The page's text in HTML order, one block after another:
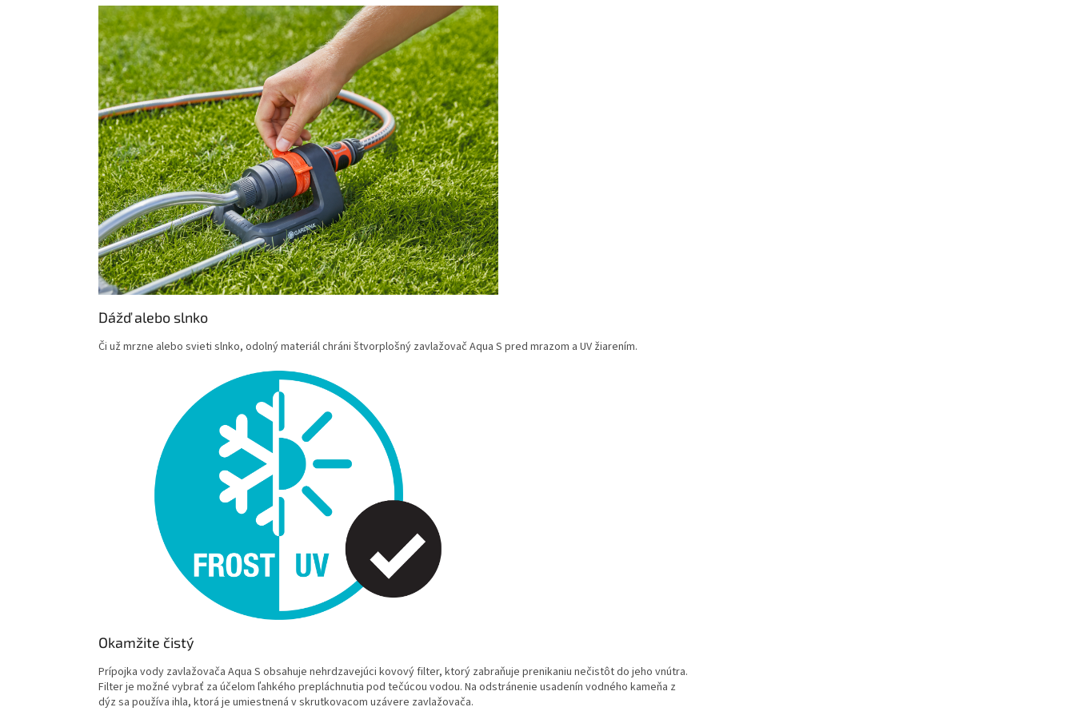
Dážď alebo slnko
Či už mrzne alebo svieti slnko, odolný materiál chráni štvorplošný zavlažovač Aqua S pred mrazom a UV žiarením.
Okamžite čistý
Prípojka vody zavlažovača Aqua S obsahuje nehrdzavejúci kovový filter, ktorý zabraňuje prenikaniu nečistôt do jeho vnútra.
Filter je možné vybrať za účelom ľahkého prepláchnutia pod tečúcou vodou. Na odstránenie usadenín vodného kameňa z
dýz sa používa ihla, ktorá je umiestnená v skrutkovacom uzávere zavlažovača.